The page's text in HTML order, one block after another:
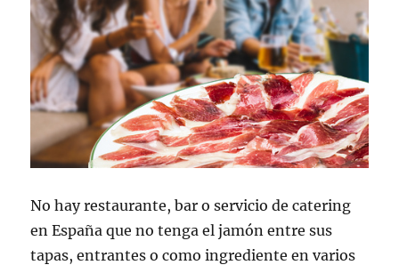
No hay restaurante, bar o servicio de catering
en España que no tenga el jamón entre sus
tapas, entrantes o como ingrediente en varios